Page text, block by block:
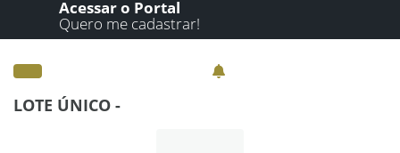
Acessar o Portal
Quero me cadastrar!
LOTE ÚNICO -